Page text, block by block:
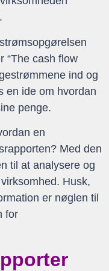
“The cash flow
ind og
en ide om hvordan
penge.
en
Med den
til at analysere og
Husk,
er nøglen til
for